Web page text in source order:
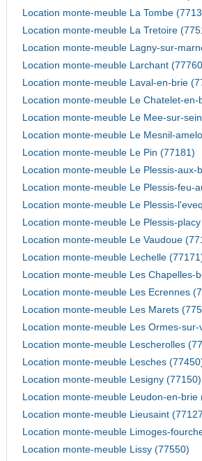
Location monte-meuble La Tombe
Location monte-meuble La Tretoire
Location monte-meuble Lagny-sur-
Location monte-meuble Larchant
Location monte-meuble Laval-en-brie
Location monte-meuble Le Chatelet-en-
Location monte-meuble Le Mee-sur-
Location monte-meuble Le Mesnil-
Location monte-meuble Le Pin (77181)
Location monte-meuble Le Plessis-aux-
Location monte-meuble Le Plessis-feu-
Location monte-meuble Le Plessis-
Location monte-meuble Le Plessis-
Location monte-meuble Le Vaudoue
Location monte-meuble Lechelle
Location monte-meuble Les Chapelles-
Location monte-meuble Les Ecrennes
Location monte-meuble Les Marets
Location monte-meuble Les Ormes-
Location monte-meuble Lescherolles
Location monte-meuble Lesches
Location monte-meuble Lesigny (77150)
Location monte-meuble Leudon-en-brie
Location monte-meuble Lieusaint
Location monte-meuble Limoges-
Location monte-meuble Lissy (77550)